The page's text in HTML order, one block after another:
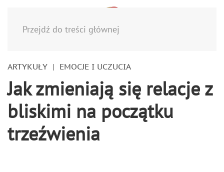
Przejdź do treści głównej
ARTYKUŁY EMOCJE I UCZUCIA
Jak zmieniają się relacje z
bliskimi na początku
trzeźwienia